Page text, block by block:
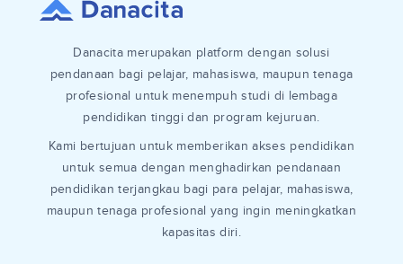
Danacita merupakan platform dengan solusi
pendanaan bagi pelajar, mahasiswa, maupun tenaga
profesional untuk menempuh studi di lembaga
pendidikan tinggi dan program kejuruan.
Kami bertujuan untuk memberikan akses pendidikan
untuk semua dengan menghadirkan pendanaan
pendidikan terjangkau bagi para pelajar, mahasiswa,
maupun tenaga profesional yang ingin meningkatkan
kapasitas diri.